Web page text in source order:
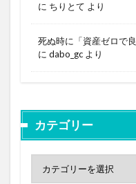
に ちりとて より
死ぬ時に「資産ゼロで
に dabo_gc より
カテゴリー